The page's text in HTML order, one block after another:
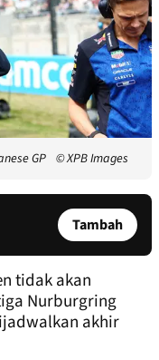
GP © XPB Images
Tambah
tidak akan
Nurburgring
akhir